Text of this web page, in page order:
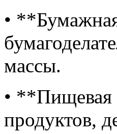
•
массы.
• **Пищевая
продуктов,